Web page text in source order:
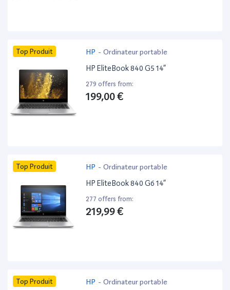
Top Produit HP - Ordinateur portable
HP EliteBook 840 G5 14”
279 offers from:
199,00 €
Top Produit HP - Ordinateur portable
HP EliteBook 840 G6 14”
277 offers from:
219,99 €
Top Produit HP - Ordinateur portable